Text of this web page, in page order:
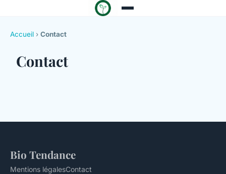
Accueil › Contact
Contact
Bio Tendance
Mentions légalesContact